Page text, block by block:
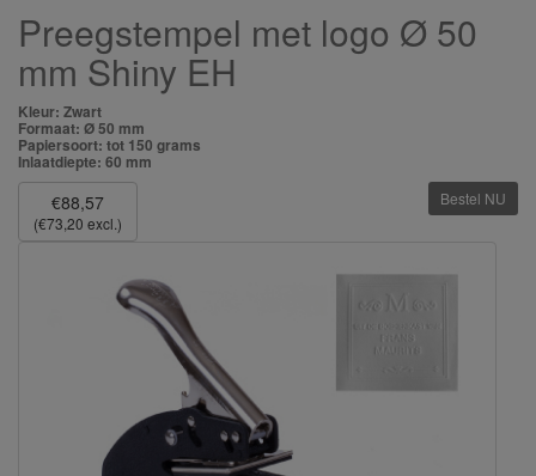
Preegstempel met logo Ø 50
mm Shiny EH
Kleur: Zwart
Formaat: Ø 50 mm
Papiersoort: tot 150 grams
Inlaatdiepte: 60 mm
€88,57
(€73,20 excl.)
Bestel NU